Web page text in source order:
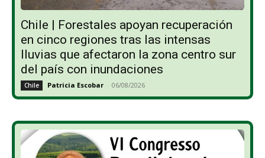
Chile | Forestales apoyan recuperación
en cinco regiones tras las intensas
lluvias que afectaron la zona centro sur
del país con inundaciones
Chile Patricia Escobar - 06/08/2026